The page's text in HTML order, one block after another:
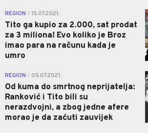
REGION 15.07.2021.
Tito ga kupio za 2.000, sat prodat
za 3 miliona! Evo koliko je Broz
imao para na računu kada je
umro
REGION 05.07.2021.
Od kuma do smrtnog neprijatelja:
Ranković i Tito bili su
nerazdvojni, a zbog jedne afere
morao je da zaćuti zauvijek